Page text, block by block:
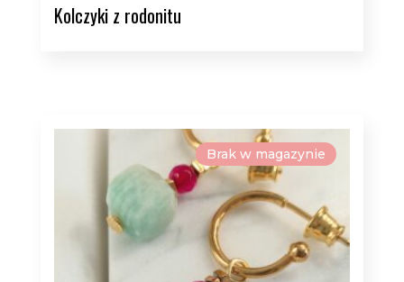
Kolczyki z rodonitu
Brak w magazynie